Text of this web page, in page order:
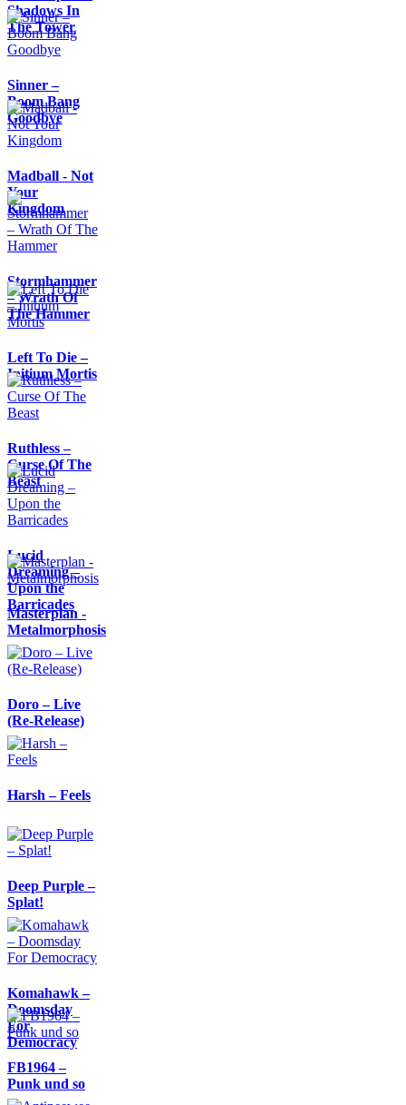
Shadows In
The Tower
Sinner –
Boom Bang
Goodbye
Madball - Not
Your
Kingdom
Stormhammer
– Wrath Of
The Hammer
Left To Die –
Initium Mortis
Ruthless –
Curse Of The
Beast
Lucid
Dreaming –
Upon the
Barricades
Masterplan -
Metalmorphosis
Doro – Live
(Re-Release)
Harsh – Feels
Deep Purple –
Splat!
Komahawk –
Doomsday
For
Democracy
FB1964 –
Punk und so